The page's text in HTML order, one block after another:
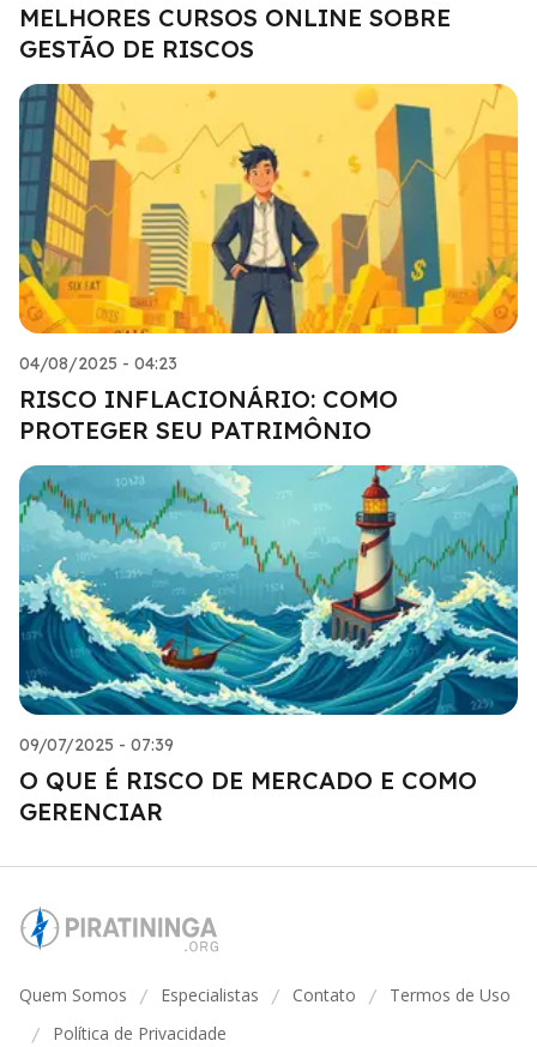
MELHORES CURSOS ONLINE SOBRE
GESTÃO DE RISCOS
04/08/2025 - 04:23
RISCO INFLACIONÁRIO: COMO
PROTEGER SEU PATRIMÔNIO
09/07/2025 - 07:39
O QUE É RISCO DE MERCADO E COMO
GERENCIAR
Quem Somos / Especialistas / Contato / Termos de Uso
/ Política de Privacidade